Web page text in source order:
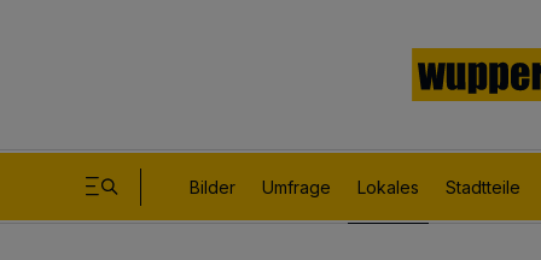
Bilder Umfrage Lokales Stadtteile